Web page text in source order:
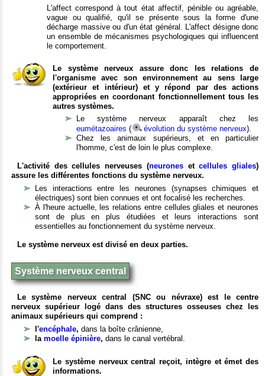
L'affect correspond à tout état affectif, pénible ou agréable,
vague ou qualifié, qu'il se présente sous la forme d'une
décharge massive ou d'un état général. L'affect désigne donc
un ensemble de mécanismes psychologiques qui influencent
le comportement.
Le système nerveux assure donc les relations de
l'organisme avec son environnement au sens large
(extérieur et intérieur) et y répond par des actions
appropriées en coordonant fonctionnellement tous les
autres systèmes.
Le système nerveux apparaît chez les
eumétazoaires ( évolution du système nerveux).
Chez les animaux supérieurs, et en particulier
l'homme, c'est de loin le plus complexe.
L'activité des cellules nerveuses (neuronesetcellules gliales)
assure les différentes fonctions du système nerveux.
Les interactions entre les neurones (synapses chimiques et
électriques) sont bien connues et ont focalisé les recherches.
À l'heure actuelle, les relations entre cellules gliales et neurones
sont de plus en plus étudiées et leurs interactions sont
essentielles au fonctionnement du système nerveux.
Le système nerveux est divisé en deux parties.
Système nerveux central
Le système nerveux central (SNC ou névraxe) est le centre
nerveux supérieur logé dans des structures osseuses chez les
animaux supérieurs qui comprend :
l'encéphale, dans la boîte crânienne,
la moelle épinière, dans le canal vertébral.
Le système nerveux central reçoit, intègre et émet des
informations.